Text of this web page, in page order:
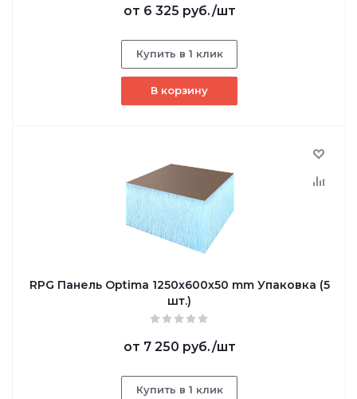
от 6 325 руб./шт
Купить в 1 клик
В корзину
RPG Панель Optima 1250х600х50 mm Упаковка (5
шт.)
от 7 250 руб./шт
Купить в 1 клик